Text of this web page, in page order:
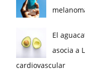
El
asocia a
cardiovascular